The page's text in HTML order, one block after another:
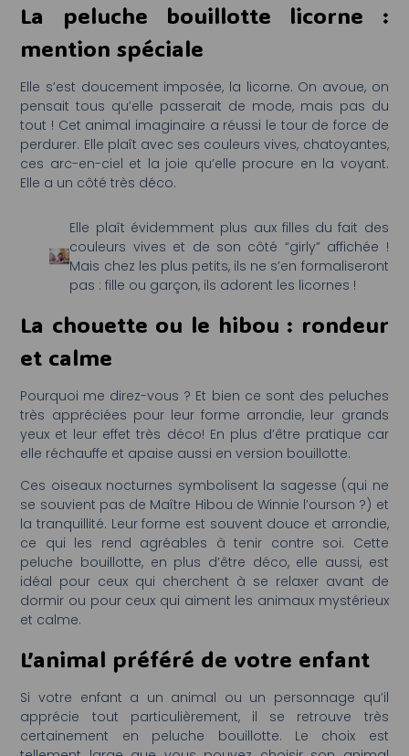
La peluche bouillotte licorne :
mention spéciale
Elle s’est doucement imposée, la licorne. On avoue, on
pensait tous qu’elle passerait de mode, mais pas du
tout ! Cet animal imaginaire a réussi le tour de force de
perdurer. Elle plaît avec ses couleurs vives, chatoyantes,
ces arc-en-ciel et la joie qu’elle procure en la voyant.
Elle a un côté très déco.
Elle plaît évidemment plus aux filles du fait des
couleurs vives et de son côté “girly” affichée !
Mais chez les plus petits, ils ne s’en formaliseront
pas : fille ou garçon, ils adorent les licornes !
La chouette ou le hibou : rondeur
et calme
Pourquoi me direz-vous ? Et bien ce sont des peluches
très appréciées pour leur forme arrondie, leur grands
yeux et leur effet très déco! En plus d’être pratique car
elle réchauffe et apaise aussi en version bouillotte.
Ces oiseaux nocturnes symbolisent la sagesse (qui ne
se souvient pas de Maître Hibou de Winnie l’ourson ?) et
la tranquillité. Leur forme est souvent douce et arrondie,
ce qui les rend agréables à tenir contre soi. Cette
peluche bouillotte, en plus d’être déco, elle aussi, est
idéal pour ceux qui cherchent à se relaxer avant de
dormir ou pour ceux qui aiment les animaux mystérieux
et calme.
L’animal préféré de votre enfant
Si votre enfant a un animal ou un personnage qu’il
apprécie tout particulièrement, il se retrouve très
certainement en peluche bouillotte. Le choix est